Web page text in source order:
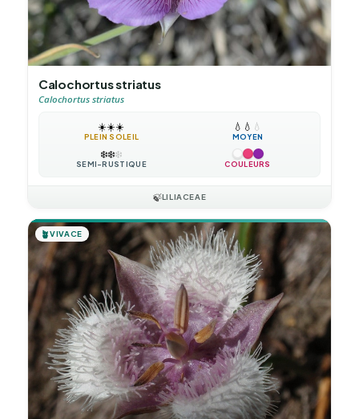
Calochortus striatus
Calochortus striatus
☀️☀️☀️
PLEIN SOLEIL
💧 💧 💧
MOYEN
❄️❄️❄️
SEMI-RUSTIQUE COULEURS
🍃LILIACEAE
🪴VIVACE